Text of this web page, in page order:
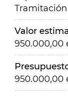
Valor
950.000,00
950.000,00